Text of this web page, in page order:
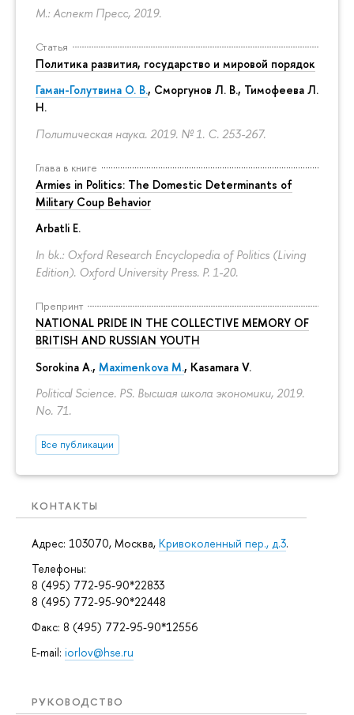
М.: Аспект Пресс, 2019.
Статья
Политика развития, государство и мировой порядок
Гаман-Голутвина О. В., Сморгунов Л. В., Тимофеева Л.
Н.
Политическая наука. 2019. № 1. С. 253-267.
Глава в книге
Armies in Politics: The Domestic Determinants of
Military Coup Behavior
Arbatli E.
In bk.: Oxford Research Encyclopedia of Politics (Living
Edition). Oxford University Press. P. 1-20.
Препринт
NATIONAL PRIDE IN THE COLLECTIVE MEMORY OF
BRITISH AND RUSSIAN YOUTH
Sorokina A., Maximenkova M., Kasamara V.
Political Science. PS. Высшая школа экономики, 2019.
No. 71.
Все публикации
КОНТАКТЫ
Адрес: 103070, Москва, Кривоколенный пер., д.3.
Телефоны:
8 (495) 772-95-90*22833
8 (495) 772-95-90*22448
Факс: 8 (495) 772-95-90*12556
E-mail: iorlov@hse.ru
РУКОВОДСТВО